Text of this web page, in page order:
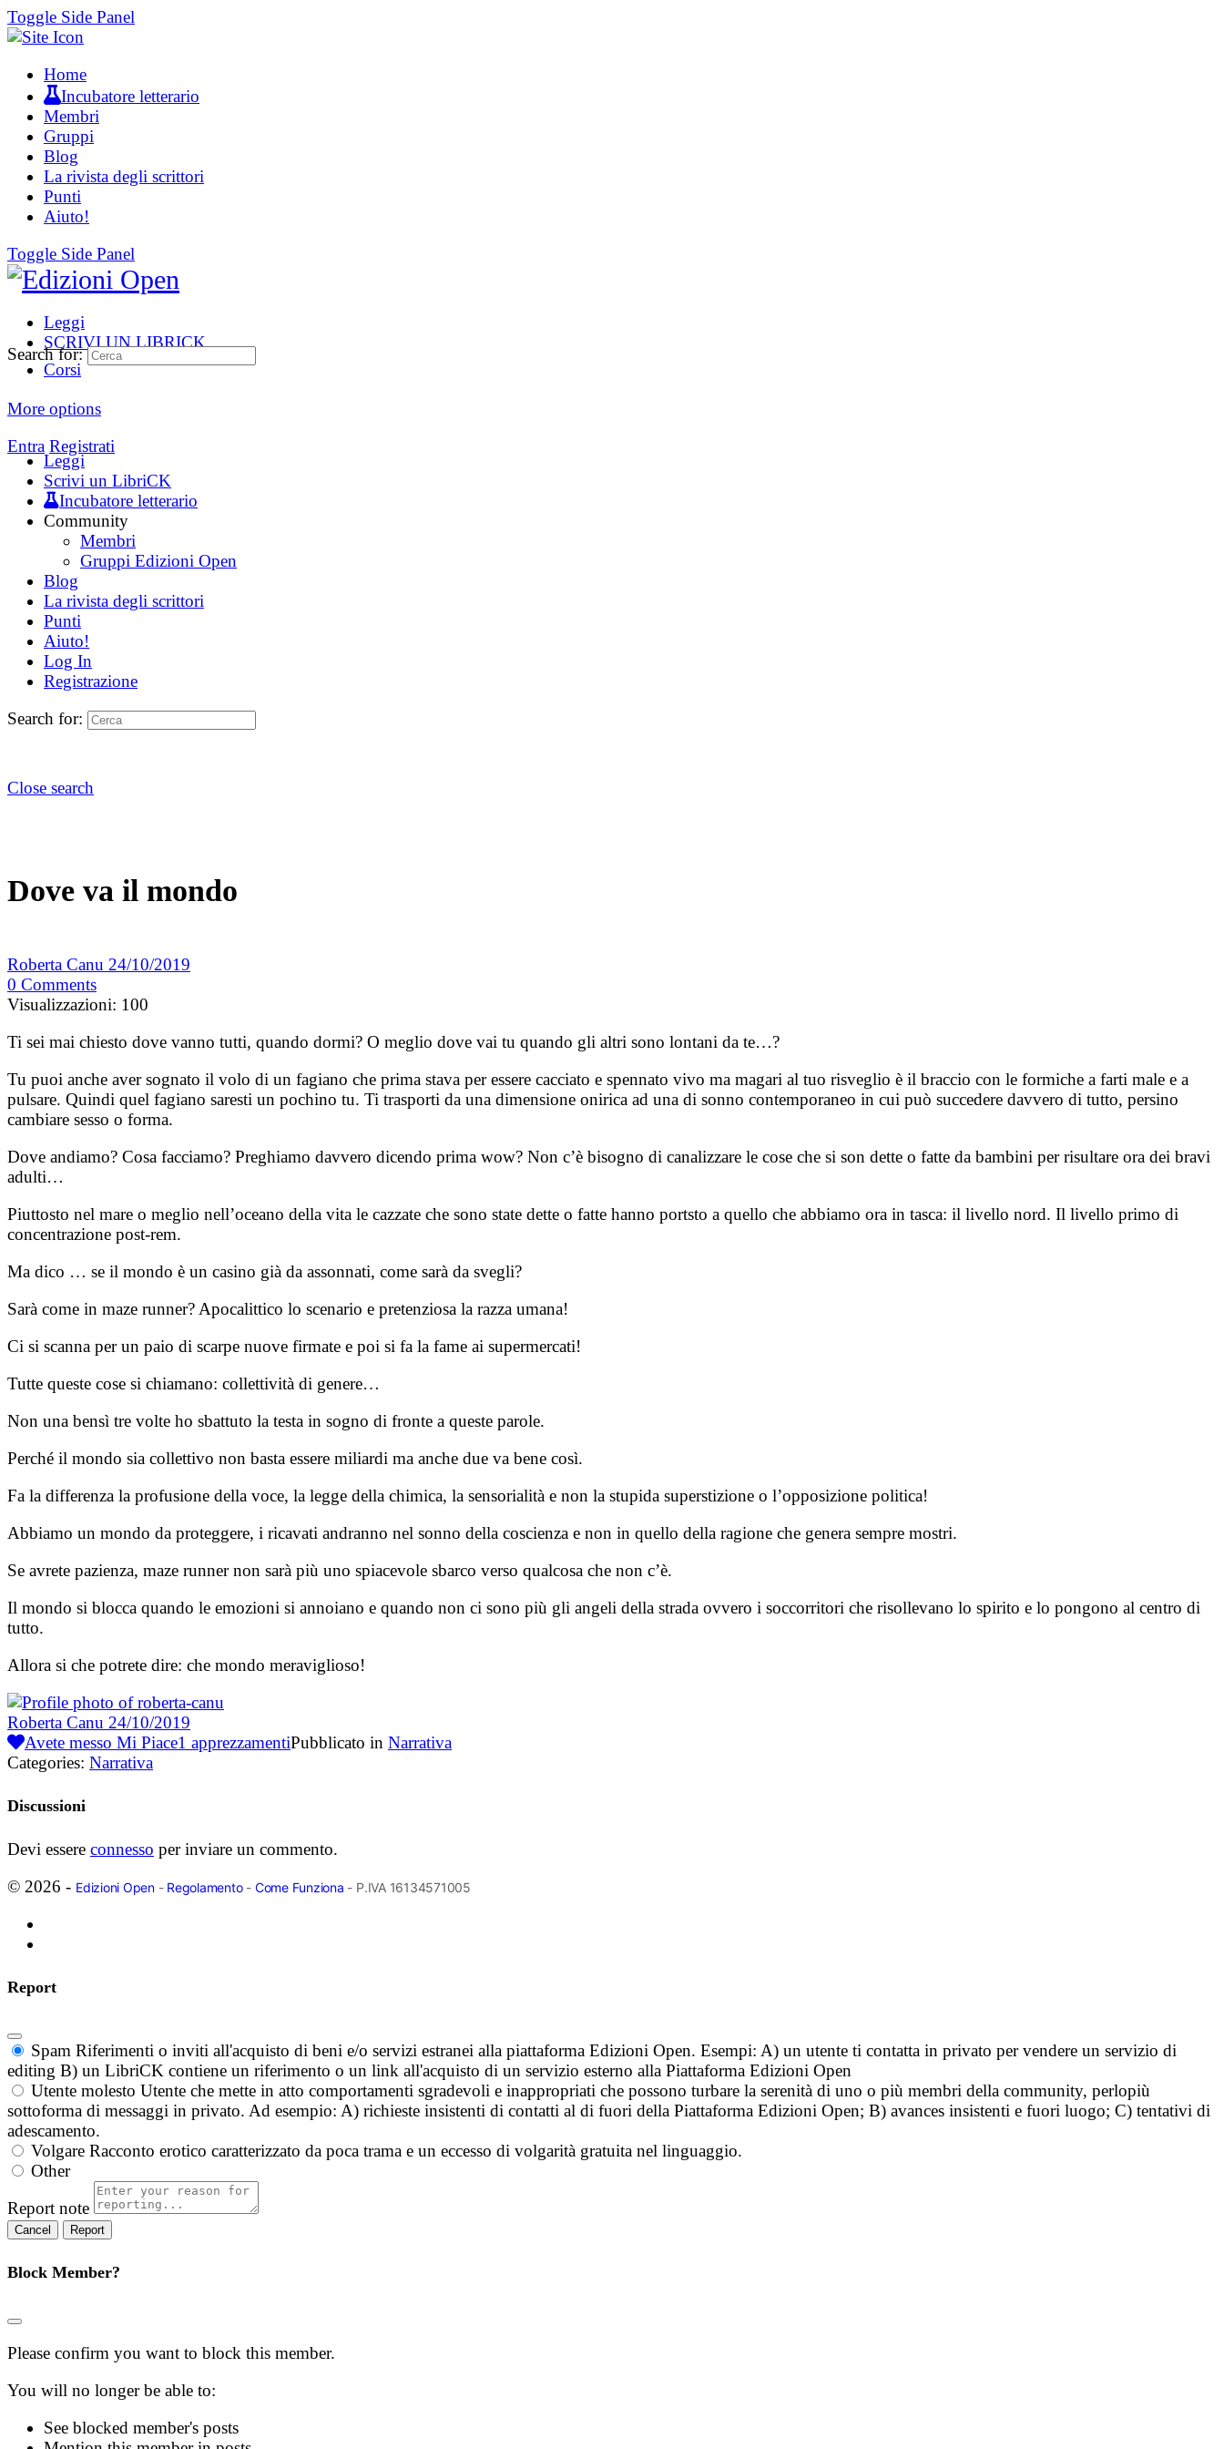
Toggle Side Panel
Home
Incubatore letterario
Membri
Gruppi
Blog
La rivista degli scrittori
Punti
Aiuto!
Toggle Side Panel
Leggi
SCRIVI UN LIBRICK
Corsi
More options
Entra Registrati
Search for:
Leggi
Scrivi un LibriCK
Incubatore letterario
Community
Membri
Gruppi Edizioni Open
Blog
La rivista degli scrittori
Punti
Aiuto!
Log In
Registrazione
Search for:
Close search
Dove va il mondo
Roberta Canu 24/10/2019
0 Comments
Visualizzazioni: 100
Ti sei mai chiesto dove vanno tutti, quando dormi? O meglio dove vai tu quando gli altri sono lontani da te…?
Tu puoi anche aver sognato il volo di un fagiano che prima stava per essere cacciato e spennato vivo ma magari al tuo risveglio è il braccio con le formiche a farti male e a
pulsare. Quindi quel fagiano saresti un pochino tu. Ti trasporti da una dimensione onirica ad una di sonno contemporaneo in cui può succedere davvero di tutto, persino
cambiare sesso o forma.
Dove andiamo? Cosa facciamo? Preghiamo davvero dicendo prima wow? Non c’è bisogno di canalizzare le cose che si son dette o fatte da bambini per risultare ora dei bravi
adulti…
Piuttosto nel mare o meglio nell’oceano della vita le cazzate che sono state dette o fatte hanno portsto a quello che abbiamo ora in tasca: il livello nord. Il livello primo di
concentrazione post-rem.
Ma dico … se il mondo è un casino già da assonnati, come sarà da svegli?
Sarà come in maze runner? Apocalittico lo scenario e pretenziosa la razza umana!
Ci si scanna per un paio di scarpe nuove firmate e poi si fa la fame ai supermercati!
Tutte queste cose si chiamano: collettività di genere…
Non una bensì tre volte ho sbattuto la testa in sogno di fronte a queste parole.
Perché il mondo sia collettivo non basta essere miliardi ma anche due va bene così.
Fa la differenza la profusione della voce, la legge della chimica, la sensorialità e non la stupida superstizione o l’opposizione politica!
Abbiamo un mondo da proteggere, i ricavati andranno nel sonno della coscienza e non in quello della ragione che genera sempre mostri.
Se avrete pazienza, maze runner non sarà più uno spiacevole sbarco verso qualcosa che non c’è.
Il mondo si blocca quando le emozioni si annoiano e quando non ci sono più gli angeli della strada ovvero i soccorritori che risollevano lo spirito e lo pongono al centro di
tutto.
Allora si che potrete dire: che mondo meraviglioso!
Roberta Canu 24/10/2019
Avete messo Mi Piace1 apprezzamentiPubblicato in Narrativa
Categories: Narrativa
Discussioni
Devi essere connesso per inviare un commento.
© 2026 - Edizioni Open- Regolamento- Come Funziona - P.IVA 16134571005
Report
Spam Riferimenti o inviti all'acquisto di beni e/o servizi estranei alla piattaforma Edizioni Open. Esempi: A) un utente ti contatta in privato per vendere un servizio di
editing B) un LibriCK contiene un riferimento o un link all'acquisto di un servizio esterno alla Piattaforma Edizioni Open
Utente molesto Utente che mette in atto comportamenti sgradevoli e inappropriati che possono turbare la serenità di uno o più membri della community, perlopiù
sottoforma di messaggi in privato. Ad esempio: A) richieste insistenti di contatti al di fuori della Piattaforma Edizioni Open; B) avances insistenti e fuori luogo; C) tentativi di
adescamento.
Volgare Racconto erotico caratterizzato da poca trama e un eccesso di volgarità gratuita nel linguaggio.
Other
Report note
Report
Block Member?
Please confirm you want to block this member.
You will no longer be able to:
See blocked member's posts